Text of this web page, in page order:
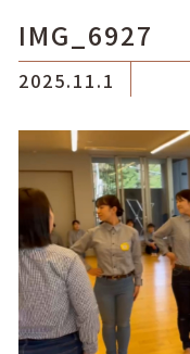
IMG_6927
2025.11.1